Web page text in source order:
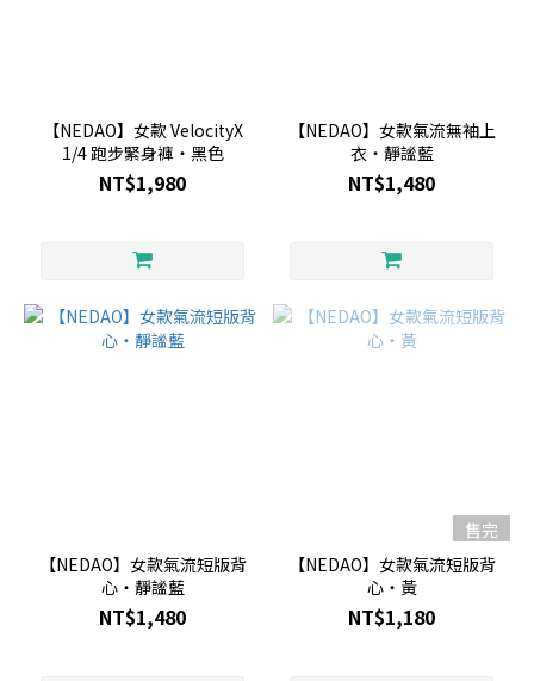
【NEDAO】女款 VelocityX
1/4 跑步緊身褲・黑色
NT$1,980
【NEDAO】女款氣流無袖上
衣・靜謐藍
NT$1,480
【NEDAO】女款氣流短版背
心・靜謐藍
NT$1,480
售完
【NEDAO】女款氣流短版背
心・黃
NT$1,180